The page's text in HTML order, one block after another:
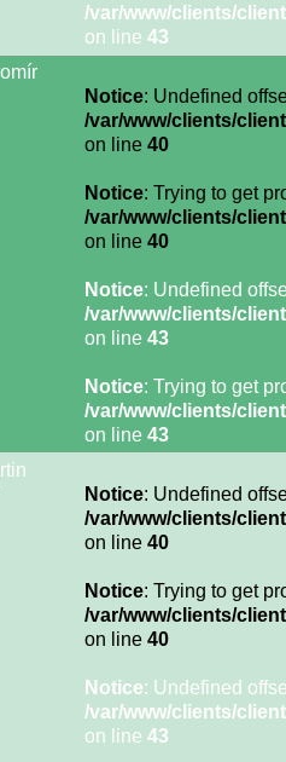
/var/www/clients/
on line 43
Notice: Undefined
/var/www/clients/
on line 40
Notice: Trying to get
/var/www/clients/
on line 40
Notice: Undefined
/var/www/clients/
on line 43
Notice: Trying to get
/var/www/clients/
on line 43
Notice: Undefined
/var/www/clients/
on line 40
Notice: Trying to get
/var/www/clients/
on line 40
Notice: Undefined
/var/www/clients/
on line 43